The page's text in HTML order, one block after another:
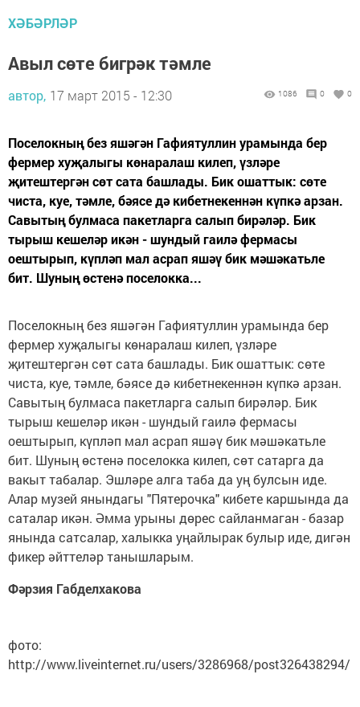
ХӘБӘРЛӘР
Авыл сөте бигрәк тәмле
автор, 17 март 2015 - 12:30 1086 0 0
Поселокның без яшәгән Гафиятуллин урамында бер
фермер хуҗалыгы көнаралаш килеп, үзләре
җитештергән сөт сата башлады. Бик ошаттык: сөте
чиста, куе, тәмле, бәясе дә кибетнекеннән күпкә арзан.
Савытың булмаса пакетларга салып бирәләр. Бик
тырыш кешеләр икән - шундый гаилә фермасы
оештырып, күпләп мал асрап яшәү бик мәшәкатьле
бит. Шуның өстенә поселокка...
Поселокның без яшәгән Гафиятуллин урамында бер
фермер хуҗалыгы көнаралаш килеп, үзләре
җитештергән сөт сата башлады. Бик ошаттык: сөте
чиста, куе, тәмле, бәясе дә кибетнекеннән күпкә арзан.
Савытың булмаса пакетларга салып бирәләр. Бик
тырыш кешеләр икән - шундый гаилә фермасы
оештырып, күпләп мал асрап яшәү бик мәшәкатьле
бит. Шуның өстенә поселокка килеп, сөт сатарга да
вакыт табалар. Эшләре алга таба да уң булсын иде.
Алар музей янындагы "Пятерочка" кибете каршында да
саталар икән. Әмма урыны дөрес сайланмаган - базар
янында сатсалар, халыкка уңайлырак булыр иде, дигән
фикер әйттеләр танышларым.
Фәрзия Габделхакова
фото:
http://www.liveinternet.ru/users/3286968/post326438294/